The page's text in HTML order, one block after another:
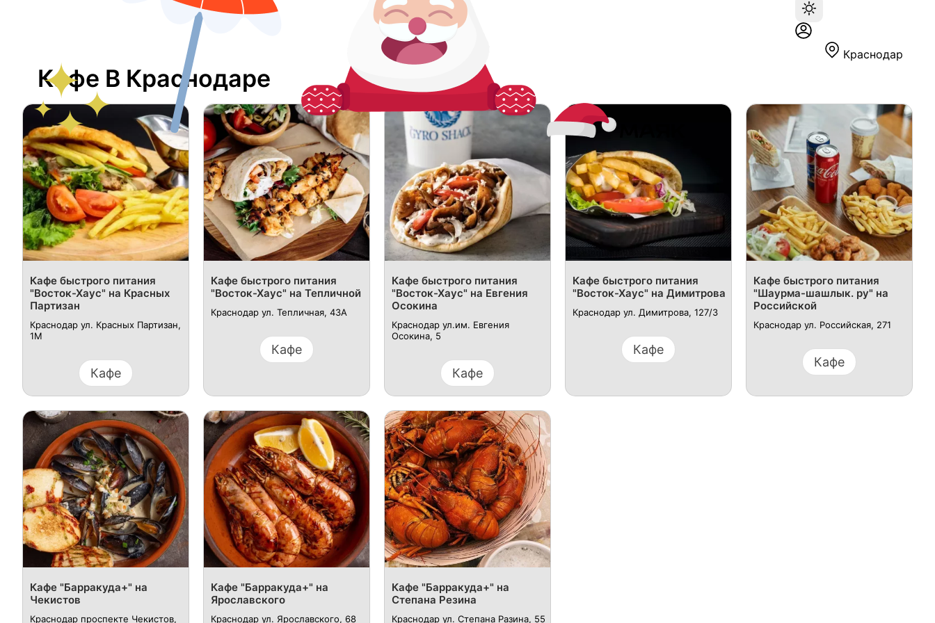
Краснодар
Кафе В Краснодаре
Кафе быстрого питания
"Восток-Хаус" на Красных
Партизан
Краснодар ул. Красных Партизан,
1М
Кафе
Кафе быстрого питания
"Восток-Хаус" на Тепличной
Краснодар ул. Тепличная, 43А
Кафе
Кафе быстрого питания
"Восток-Хаус" на Евгения
Осокина
Краснодар ул.им. Евгения
Осокина, 5
Кафе
Кафе быстрого питания
"Восток-Хаус" на Димитрова
Краснодар ​ул. Димитрова, 127/3
Кафе
Кафе быстрого питания
"Шаурма-шашлык. ру" на
Российской
Краснодар ​ул. Российская, 271
Кафе
​Кафе "Барракуда+" на
Чекистов
Краснодар проспекте Чекистов,
​Кафе "Барракуда+" на
Ярославского
Краснодар ул. Ярославского, 68
​Кафе "Барракуда+" на
Степана Резина
Краснодар ул. Степана Разина, 55